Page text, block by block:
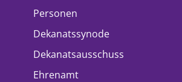
Personen
Dekanatssynode
Dekanatsausschuss
Ehrenamt